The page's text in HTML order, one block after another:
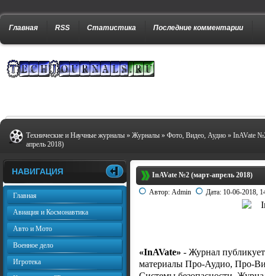
Главная RSS Статистика Последние комментарии
Технические и Научные журналы » Журналы » Фото, Видео, Аудио » InAVate
апрель 2018)
InAVate №2 (март-апрель 2018)
Автор: Admin Дата: 10-06-2018,
«InAVate» - Журнал
материалы Про-Аудио, Про-
НАВИГАЦИЯ
Главная
Авиация и Космонавтика
Авто и Мото
Военное дело
Игротека